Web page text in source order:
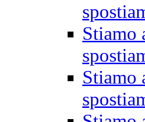
Stiamo
Stiamo